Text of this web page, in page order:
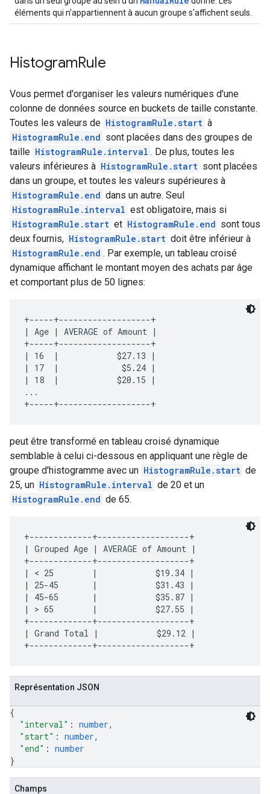
éléments qui n'appartiennent à aucun groupe s'affichent seuls.
HistogramRule
Vous permet d'organiser les valeurs numériques d'une
colonne de données source en buckets de taille constante.
Toutes les valeurs de HistogramRule.start à
HistogramRule.end sont placées dans des groupes de
taille HistogramRule.interval . De plus, toutes les
valeurs inférieures à HistogramRule.start sont placées
dans un groupe, et toutes les valeurs supérieures à
HistogramRule.end dans un autre. Seul
HistogramRule.interval est obligatoire, mais si
HistogramRule.start et HistogramRule.end sont tous
deux fournis, HistogramRule.start doit être inférieur à
HistogramRule.end . Par exemple, un tableau croisé
dynamique affichant le montant moyen des achats par âge
et comportant plus de 50 lignes:
+-----+-------------------+
| Age | AVERAGE of Amount |
+-----+-------------------+
| 16  |            $27.13 |
| 17  |             $5.24 |
| 18  |            $20.15 |
...
peut être transformé en tableau croisé dynamique
semblable à celui ci-dessous en appliquant une règle de
groupe d'histogramme avec un HistogramRule.start de
25, un HistogramRule.interval de 20 et un
HistogramRule.end de 65.
+-------------+-------------------+
| Grouped Age | AVERAGE of Amount |
+-------------+-------------------+
| < 25        |            $19.34 |
| 25-45       |            $31.43 |
| 45-65       |            $35.87 |
| > 65        |            $27.55 |
+-------------+-------------------+
| Grand Total |            $29.12 |
Représentation JSON
{
"interval" : number,
"start" : number,
"end" : number
}
Champs